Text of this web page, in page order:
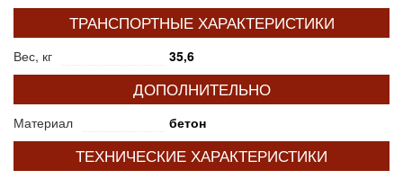
ТРАНСПОРТНЫЕ ХАРАКТЕРИСТИКИ
Вес, кг 35,6
ДОПОЛНИТЕЛЬНО
Материал бетон
ТЕХНИЧЕСКИЕ ХАРАКТЕРИСТИКИ